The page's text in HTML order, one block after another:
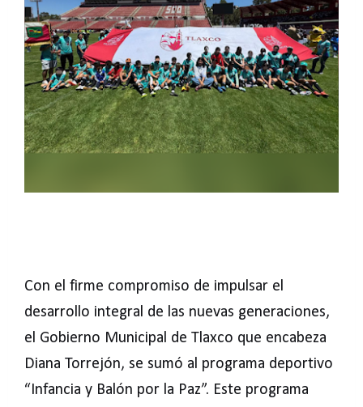
Con el firme compromiso de impulsar el
desarrollo integral de las nuevas generaciones,
el Gobierno Municipal de Tlaxco que encabeza
Diana Torrejón, se sumó al programa deportivo
“Infancia y Balón por la Paz”. Este programa